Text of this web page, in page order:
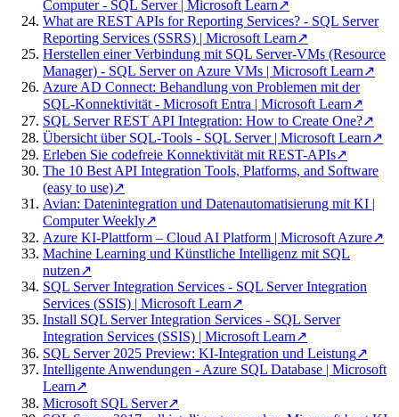
Computer - SQL Server | Microsoft Learn↗
What are REST APIs for Reporting Services? - SQL Server
Reporting Services (SSRS) | Microsoft Learn↗
Herstellen einer Verbindung mit SQL Server-VMs (Resource
Manager) - SQL Server on Azure VMs | Microsoft Learn↗
Azure AD Connect: Behandlung von Problemen mit der
SQL-Konnektivität - Microsoft Entra | Microsoft Learn↗
SQL Server REST API Integration: How to Create One?↗
Übersicht über SQL-Tools - SQL Server | Microsoft Learn↗
Erleben Sie codefreie Konnektivität mit REST-APIs↗
The 10 Best API Integration Tools, Platforms, and Software
(easy to use)↗
Avian: Datenintegration und Datenautomatisierung mit KI |
Computer Weekly↗
Azure KI-Plattform – Cloud AI Platform | Microsoft Azure↗
Machine Learning und Künstliche Intelligenz mit SQL
nutzen↗
SQL Server Integration Services - SQL Server Integration
Services (SSIS) | Microsoft Learn↗
Install SQL Server Integration Services - SQL Server
Integration Services (SSIS) | Microsoft Learn↗
SQL Server 2025 Preview: KI-Integration und Leistung↗
Intelligente Anwendungen - Azure SQL Database | Microsoft
Learn↗
Microsoft SQL Server↗